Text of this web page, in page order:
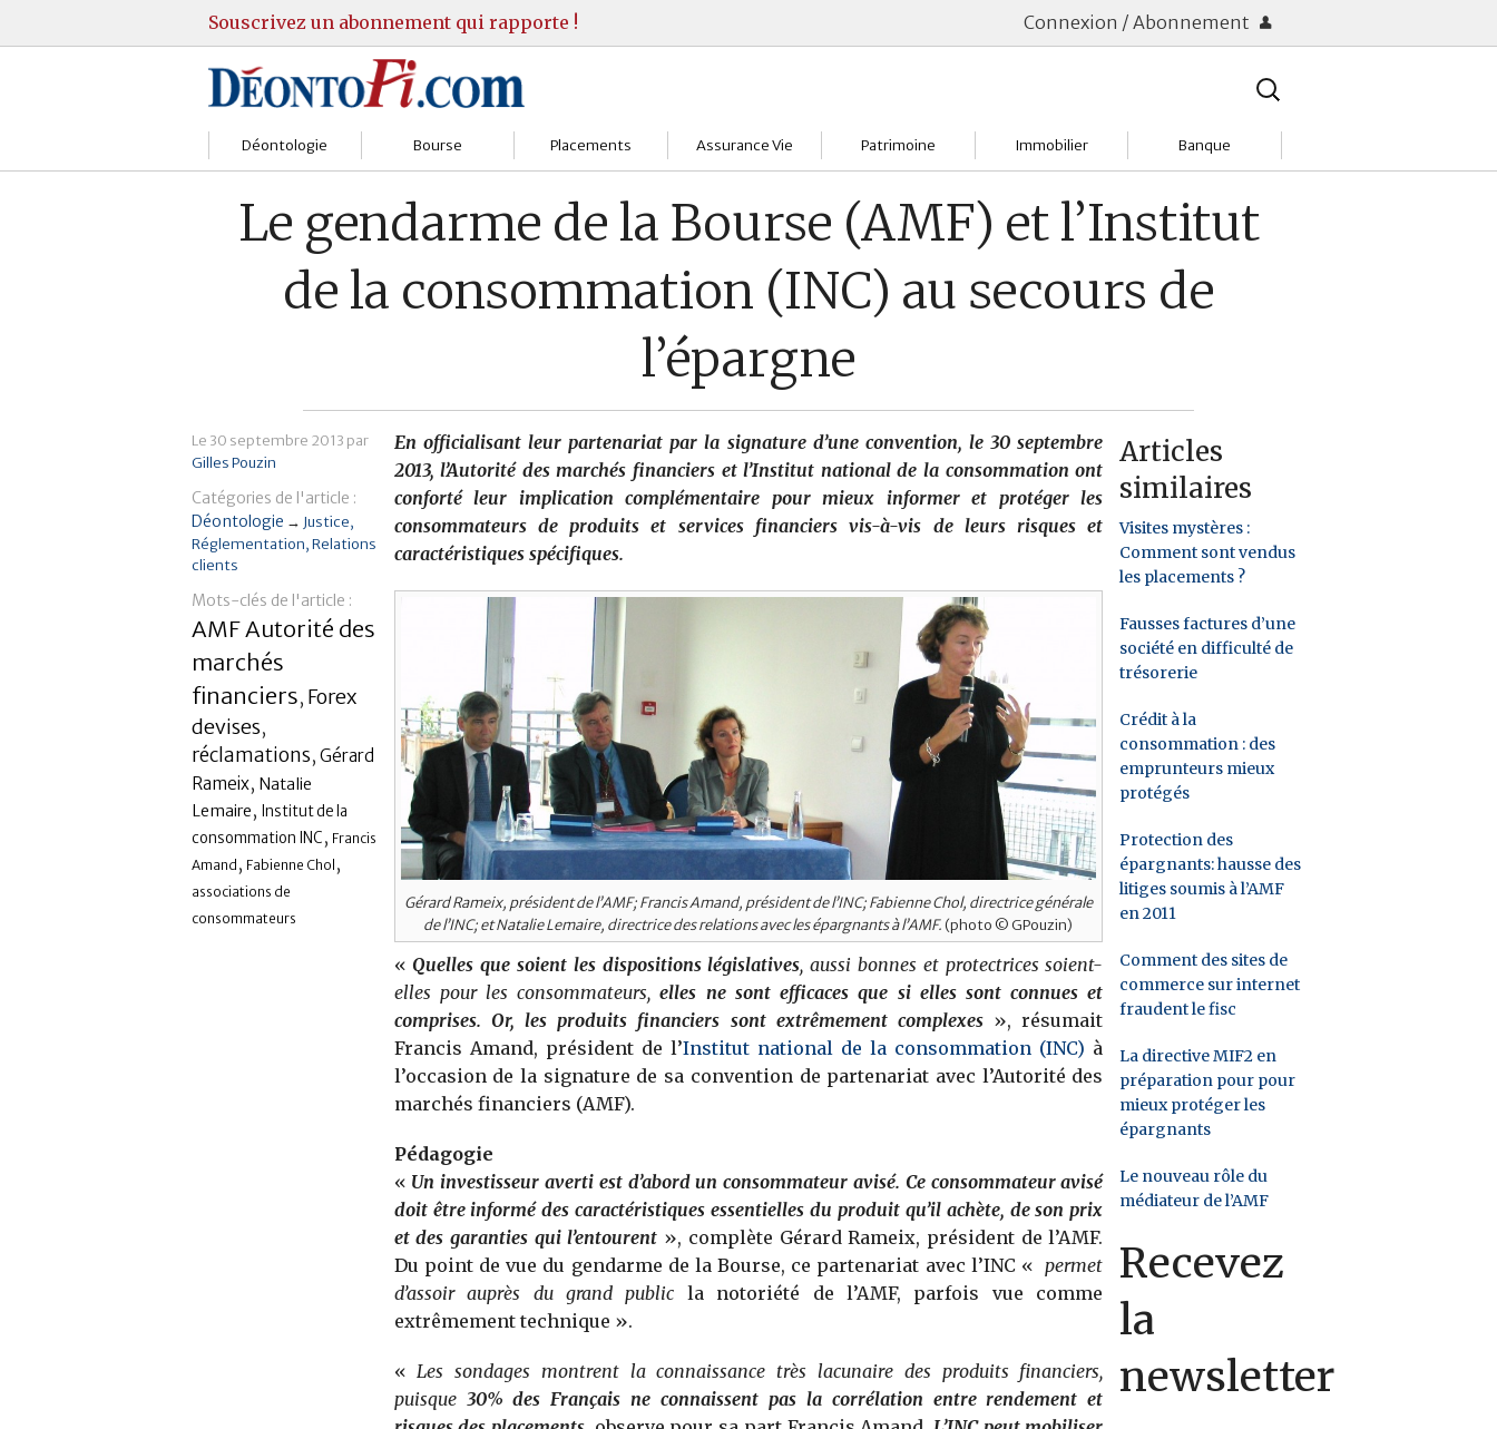
Souscrivez un abonnement qui rapporte ! Connexion / Abonnement
Rechercher
Déontologie
Gestion
Institutions
Réglementation
Justice
Bourse
Courtiers
Guide Actions
Guide Sicav
Pratique et OST
Placements
Bourses
Fonds d’investissments
Assurance vie
Divers
Assurance Vie
Choisir
Comprendre
Contrats
Patrimoine
Bilan Patrimoine
Conseil Gestion
Objectifs & stratégie
Immobilier
Charges
Acheter
Investir
Banque
Comptes & Livrets
Emprunter
Réclamations
Le gendarme de la Bourse (AMF) et l’Institut
de la consommation (INC) au secours de
l’épargne
Le 30 septembre 2013 par
Gilles Pouzin
Catégories de l'article :
Déontologie → Justice
Réglementation Relations
clients
Mots-clés de l'article :
AMF Autorité des
marchés
financiers, Forex
devises,
réclamations, Gérard
Rameix, Natalie
Lemaire, Institut de la
consommation INC, Francis
Amand , Fabienne Chol ,
associations de
consommateurs
En officialisant leur partenariat par la signature d’une convention, le 30 septembre
2013, l’Autorité des marchés financiers et l’Institut national de la consommation ont
conforté leur implication complémentaire pour mieux informer et protéger les
consommateurs de produits et services financiers vis-à-vis de leurs risques et
caractéristiques spécifiques.
Gérard Rameix, président de l’AMF; Francis Amand, président de l’INC; Fabienne Chol, directrice générale
de l’INC; et Natalie Lemaire, directrice des relations avec les épargnants à l’AMF. (photo © GPouzin)
«Quelles que soient les dispositions législatives, aussi bonnes et protectrices soient-
elles pour les consommateurs,elles ne sont efficaces que si elles sont connues et
comprises. Or, les produits financiers sont extrêmement complexes», résumait
Francis Amand, président de l’Institut national de la consommation (INC) à
l’occasion de la signature de sa convention de partenariat avec l’Autorité des
marchés financiers (AMF).
Pédagogie
« Un investisseur averti est d’abord un consommateur avisé. Ce consommateur avisé
doit être informé des caractéristiques essentielles du produit qu’il achète, de son prix
et des garanties qui l’entourent », complète Gérard Rameix, président de l’AMF.
Du point de vue du gendarme de la Bourse, ce partenariat avec l’INC « permet
d’assoirauprès du grand public la notoriété de l’AMF, parfois vue comme
extrêmement technique ».
« Les sondages montrent la connaissance très lacunaire des produits financiers,
puisque 30% des Français ne connaissent pas la corrélation entre rendement et
Articles
similaires
Visites mystères :
Comment sont vendus
les placements ?
Fausses factures d’une
société en difficulté de
trésorerie
Crédit à la
consommation : des
emprunteurs mieux
protégés
Protection des
épargnants: hausse des
litiges soumis à l’AMF
en 2011
Comment des sites de
commerce sur internet
fraudent le fisc
La directive MIF2 en
préparation pour pour
mieux protéger les
épargnants
Le nouveau rôle du
médiateur de l’AMF
Recevez
la
newsletter